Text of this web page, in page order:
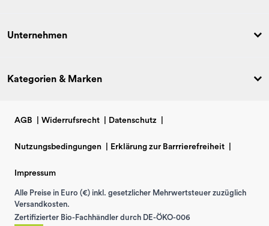
Unternehmen
Kategorien & Marken
AGB Widerrufsrecht Datenschutz
Nutzungsbedingungen Erklärung zur Barrrierefreiheit
Impressum
Alle Preise in Euro (€) inkl. gesetzlicher Mehrwertsteuer zuzüglich
Versandkosten.
Zertifizierter Bio-Fachhändler durch DE-ÖKO-006